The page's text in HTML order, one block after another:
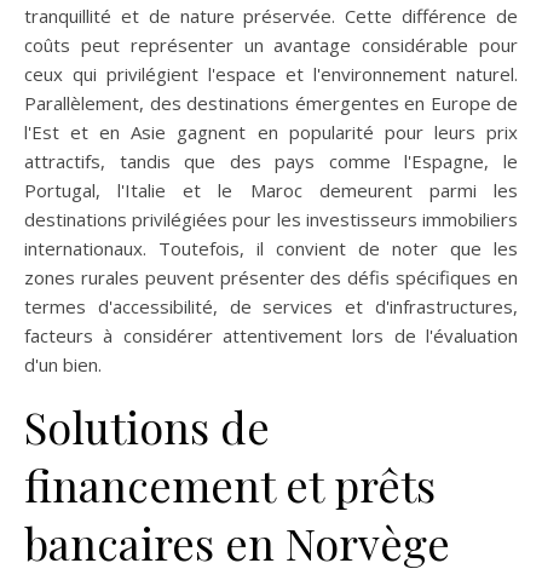
tranquillité et de nature préservée. Cette différence de
coûts peut représenter un avantage considérable pour
ceux qui privilégient l'espace et l'environnement naturel.
Parallèlement, des destinations émergentes en Europe de
l'Est et en Asie gagnent en popularité pour leurs prix
attractifs, tandis que des pays comme l'Espagne, le
Portugal, l'Italie et le Maroc demeurent parmi les
destinations privilégiées pour les investisseurs immobiliers
internationaux. Toutefois, il convient de noter que les
zones rurales peuvent présenter des défis spécifiques en
termes d'accessibilité, de services et d'infrastructures,
facteurs à considérer attentivement lors de l'évaluation
d'un bien.
Solutions de
financement et prêts
bancaires en Norvège